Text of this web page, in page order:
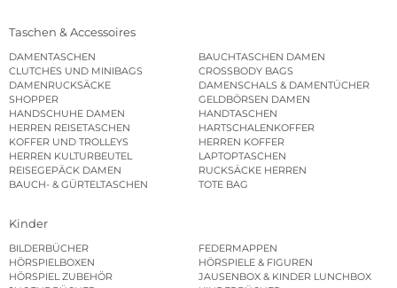
Taschen & Accessoires
DAMENTASCHEN
BAUCHTASCHEN DAMEN
CLUTCHES UND MINIBAGS
CROSSBODY BAGS
DAMENRUCKSÄCKE
DAMENSCHALS & DAMENTÜCHER
SHOPPER
GELDBÖRSEN DAMEN
HANDSCHUHE DAMEN
HANDTASCHEN
HERREN REISETASCHEN
HARTSCHALENKOFFER
KOFFER UND TROLLEYS
HERREN KOFFER
HERREN KULTURBEUTEL
LAPTOPTASCHEN
REISEGEPÄCK DAMEN
RUCKSÄCKE HERREN
BAUCH- & GÜRTELTASCHEN
TOTE BAG
Kinder
BILDERBÜCHER
FEDERMAPPEN
HÖRSPIELBOXEN
HÖRSPIELE & FIGUREN
HÖRSPIEL ZUBEHÖR
JAUSENBOX & KINDER LUNCHBOX